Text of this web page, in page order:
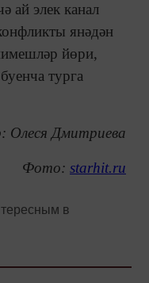
ай элек канал
янәдән
йөри,
турга
Олеся Дмитриева
Фото: starhit.ru
в